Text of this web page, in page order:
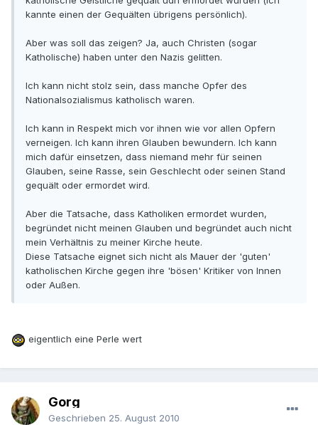
kannte einen der Gequälten übrigens persönlich).
Aber was soll das zeigen? Ja, auch Christen (sogar
Katholische) haben unter den Nazis gelitten.
Ich kann nicht stolz sein, dass manche Opfer des
Nationalsozialismus katholisch waren.
Ich kann in Respekt mich vor ihnen wie vor allen Opfern
verneigen. Ich kann ihren Glauben bewundern. Ich kann
mich dafür einsetzen, dass niemand mehr für seinen
Glauben, seine Rasse, sein Geschlecht oder seinen Stand
gequält oder ermordet wird.
Aber die Tatsache, dass Katholiken ermordet wurden,
begründet nicht meinen Glauben und begründet auch nicht
mein Verhältnis zu meiner Kirche heute.
Diese Tatsache eignet sich nicht als Mauer der 'guten'
katholischen Kirche gegen ihre 'bösen' Kritiker von Innen
oder Außen.
eigentlich eine Perle wert
Gorg
Geschrieben 25. August 2010